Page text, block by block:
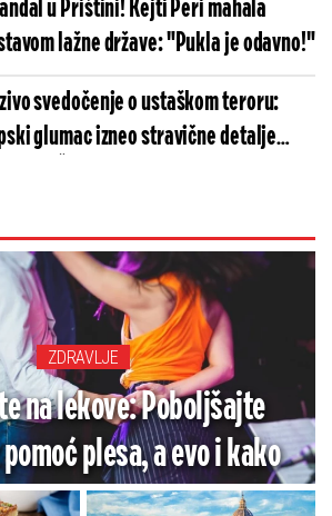
u Prištini! Kejti Peri mahala
lažne države: "Pukla je odavno!"
svedočenje o ustaškom teroru:
glumac izneo stravične detalje
ZDRAVLJE
na lekove: Poboljšajte
plesa, a evo i kako